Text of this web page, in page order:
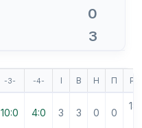
0
3
-3- -4- І В Н П РМ
10:0 4:0 3 3 0 0
18-